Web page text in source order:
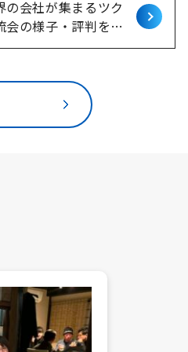
の会社が集まるツク
会の様子・評判をお
！ 2024/9/20(金)